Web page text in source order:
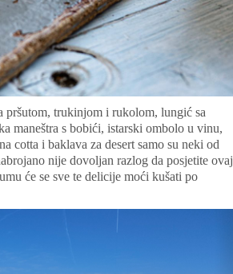
pršutom, trukinjom i rukolom, lungić sa
maneštra s bobići, istarski ombolo u vinu,
cotta i baklava za desert samo su neki od
nije dovoljan razlog da posjetite ovaj
će se sve te delicije moći kušati po